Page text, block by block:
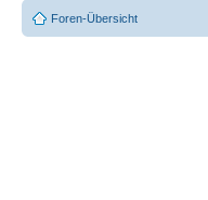
Foren-Übersicht